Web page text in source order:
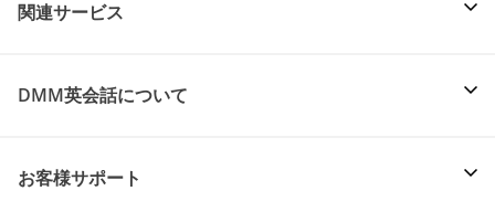
関連サービス
DMM英会話について
お客様サポート